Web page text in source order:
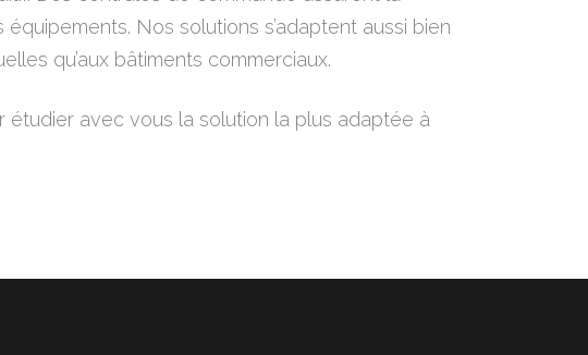
Nos solutions s’adaptent aussi bien
qu’aux bâtiments commerciaux.
étudier avec vous la solution la plus adaptée à